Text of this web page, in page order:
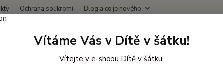
Ochrana soukromí Blog a co je nového
Hledat
(Po-
Vítáme Vás v Dítě v šátku!
Vítejte v e-shopu Dítě v šátku,